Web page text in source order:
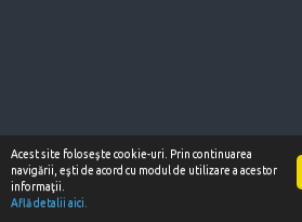
Acest site foloseşte cookie-uri. Prin continuarea
navigării, eşti de acord cu modul de utilizare a acestor
informaţii.
Află detalii aici.